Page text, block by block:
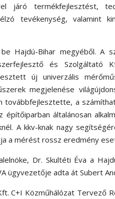
járó termékfejlesztést,
tevékenység, valamint
Hajdú-Bihar megyéből. A
és Szolgáltató
új univerzális
megjelenése
továbbfejlesztette, a
általánosan
A kkv-knak nagy
a mérést rossz eredmény
Dr. Skultéti Éva a
ügyvezetője adta át Subert
C+I Közműhálózat Tervező